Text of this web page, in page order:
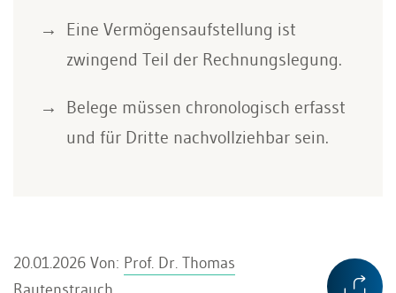
Eine Vermögensaufstellung ist
zwingend Teil der Rechnungslegung.
Belege müssen chronologisch erfasst
und für Dritte nachvollziehbar sein.
20.01.2026 Von: Prof. Dr. Thomas